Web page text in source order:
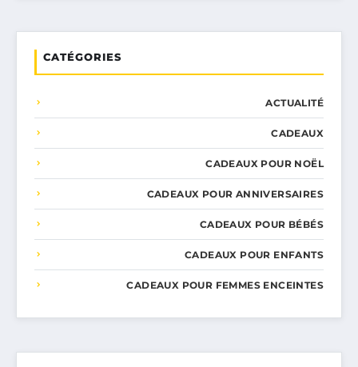
CATÉGORIES
ACTUALITÉ
CADEAUX
CADEAUX POUR NOËL
CADEAUX POUR ANNIVERSAIRES
CADEAUX POUR BÉBÉS
CADEAUX POUR ENFANTS
CADEAUX POUR FEMMES ENCEINTES